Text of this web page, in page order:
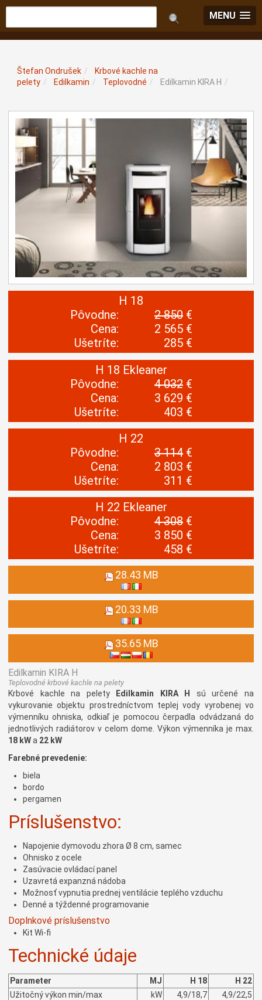
MENU
Štefan Ondrušek /
Krbové kachle na
pelety / Edilkamin / Teplovodné / Edilkamin KIRA H /
H 18
Pôvodne:
2 850 €
Cena:
2 565 €
Ušetríte:
285 €
H 18 Ekleaner
Pôvodne:
4 032 €
Cena:
3 629 €
Ušetríte:
403 €
H 22
Pôvodne:
3 114 €
Cena:
2 803 €
Ušetríte:
311 €
H 22 Ekleaner
Pôvodne:
4 308 €
Cena:
3 850 €
Ušetríte:
458 €
28.43 MB
20.33 MB
35.65 MB
Edilkamin KIRA H
Teplovodné krbové kachle na pelety
Krbové kachle na pelety Edilkamin KIRA H
sú určené na
vykurovanie objektu prostredníctvom teplej vody vyrobenej vo
výmenníku ohniska, odkiaľ je pomocou čerpadla odvádzaná do
jednotlivých radiátorov v celom dome. Výkon výmenníka je max.
18 kWa 22 kW
Farebné prevedenie:
biela
bordo
pergamen
Príslušenstvo:
Napojenie dymovodu zhora Ø 8 cm, samec
Ohnisko z ocele
Zasúvacie ovládací panel
Uzavretá expanzná nádoba
Možnosť vypnutia prednej ventilácie teplého vzduchu
Denné a týždenné programovanie
Doplnkové príslušenstvo
Kit Wi-fi
Technické údaje
Parameter MJ H 18
H 22
Užitočný výkon min/max
kW 4,9/18,7
4,9/22,5